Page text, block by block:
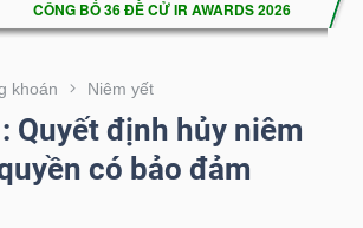
khoán Niêm yết
Quyết định hủy niêm
có bảo đảm